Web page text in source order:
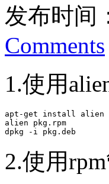
发布时间
Comments
1.使用
apt-get install alien
alien pkg.rpm
dpkg -i pkg.deb
2.使用